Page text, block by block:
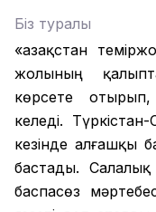
Біз туралы
«Қазақстан
жолының
көрсете
келеді.
кезінде алғашқы
бастады.
баспасөз